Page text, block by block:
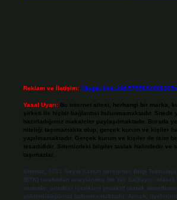
Reklam ve İletişim: Skype:
Yasal Uyarı: Bu internet sitesi, herhangi bir marka,
şirketi ile hiçbir bağlantısı bulunmamaktadır. Sitede
hazırladığımız makaleler paylaşılmaktadır. Burada
niteliği taşımamakta olup, gerçek kurum ve kişiler
yapılmamaktadır. Gerçek kurum ve kişiler ile isim
tesadüfidir. Sitemizdeki bilgiler taslak halindedir ve
taşımazlar.
Sitemiz, 5651 Sayılı Kanun gereğince Bilgi
(BTK) tarafından onaylanmış bir Yer Sağlayıcı
nedenle, sitedeki içerikleri proaktif olarak denetleme
yükümlülüğümüz bulunmamaktadır. Ancak,